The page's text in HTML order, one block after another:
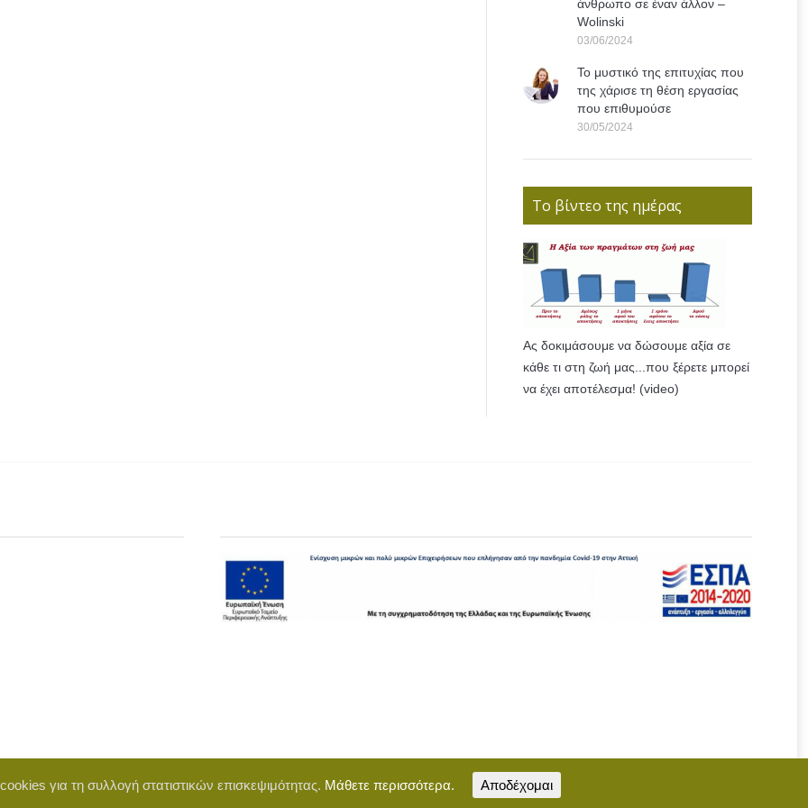
άνθρωπο σε έναν άλλον –
Wolinski
03/06/2024
Το μυστικό της επιτυχίας που
της χάρισε τη θέση εργασίας
που επιθυμούσε
30/05/2024
Το βίντεο της ημέρας
Ας δοκιμάσουμε να δώσουμε αξία σε
κάθε τι στη ζωή μας...που ξέρετε μπορεί
να έχει αποτέλεσμα! (video)
BigWebTheoryγια τη συλλογή στατιστικών επισκεψιμότητας. Μάθετε περισσότερα. Αποδέχομαι